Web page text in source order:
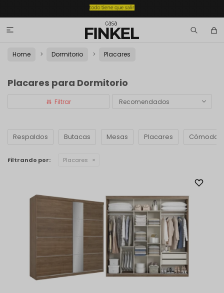

Home Dormitorio Placares
Placares para Dormitorio
Recomendados
Respaldos Butacas Mesas Placares Cómodas
Filtrando por: Placares